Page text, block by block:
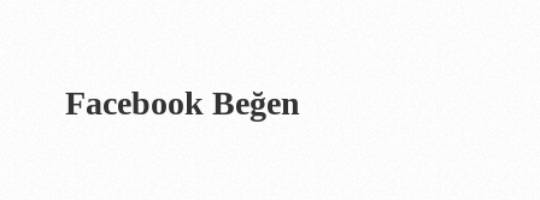
Facebook Beğen